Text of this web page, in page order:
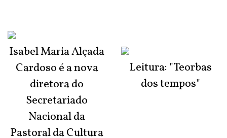
Isabel Maria Alçada
Cardoso é a nova
diretora do
Secretariado
Nacional da
Pastoral da Cultura
Leitura: "Teorbas
dos tempos"